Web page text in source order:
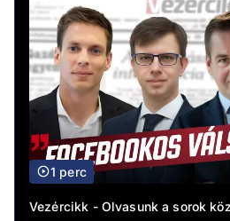
1 perc
Vezércikk - Olvasunk a sorok